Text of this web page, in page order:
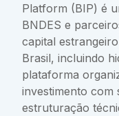
Platform (BIP) é
BNDES e
capital
Brasil, incluindo
plataforma
investimento com
estruturação